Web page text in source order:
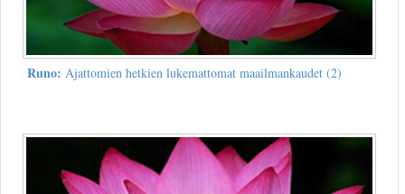
Runo: Ajattomien hetkien lukemattomat maailmankaudet (2)